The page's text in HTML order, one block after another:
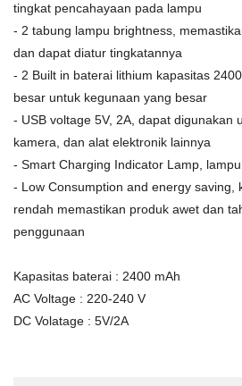
tingkat pencahayaan pada lampu
- 2 tabung lampu brightness,
dan dapat diatur tingkatannya
- 2 Built in baterai lithium kapasitas
besar untuk kegunaan yang besar
- USB voltage 5V, 2A, dapat digunakan
kamera, dan alat elektronik lainnya
- Smart Charging Indicator Lamp,
- Low Consumption and energy saving,
rendah memastikan produk awet dan
penggunaan
Kapasitas baterai : 2400 mAh
AC Voltage : 220-240 V
DC Volatage : 5V/2A